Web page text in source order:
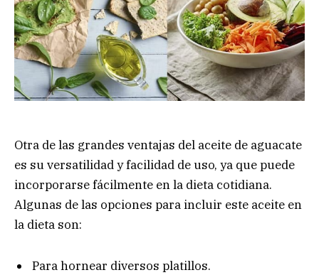
Otra de las grandes ventajas del aceite de aguacate
es su versatilidad y facilidad de uso, ya que puede
incorporarse fácilmente en la dieta cotidiana.
Algunas de las opciones para incluir este aceite en
la dieta son:
Para hornear diversos platillos.